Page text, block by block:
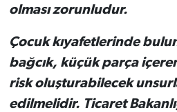
olması zorunludur.
Çocuk kıyafetlerinde
bağcık, küçük parça
risk oluşturabilecek
edilmelidir. Ticaret